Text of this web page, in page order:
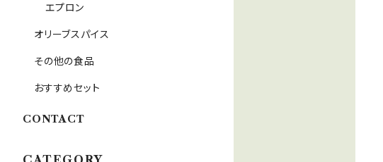
エプロン
オリーブスパイス
その他の食品
おすすめセット
CONTACT